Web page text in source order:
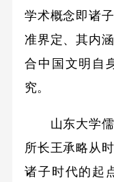
学术概念即诸
准界定、其内
合中国文明自
究。
山东大学儒
所长王承略从
诸子时代的起